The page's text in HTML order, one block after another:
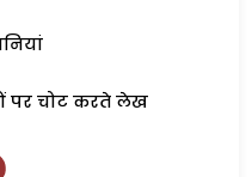
पर चोट करते लेख